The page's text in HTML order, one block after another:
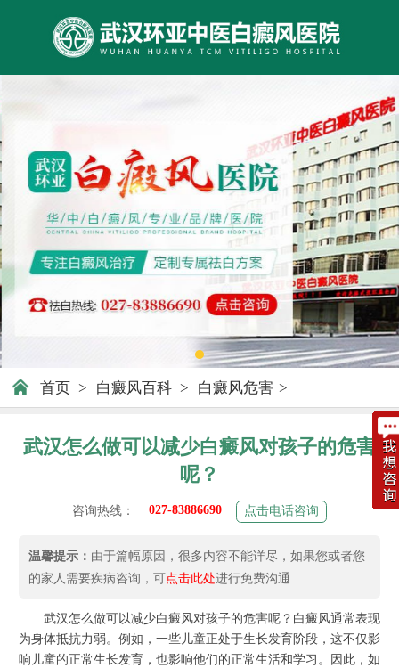
首页 > 白癜风百科 > 白癜风危害 >
武汉怎么做可以减少白癜风对孩子的危害
呢？
咨询热线： 027-83886690 点击电话咨询
温馨提示： 由于篇幅原因，很多内容不能详尽，如果您或者您
的家人需要疾病咨询，可点击此处进行免费沟通
武汉怎么做可以减少白癜风对孩子的危害呢？白癜风通常表现
为身体抵抗力弱。例如，一些儿童正处于生长发育阶段，这不仅影
响儿童的正常生长发育，也影响他们的正常生活和学习。因此，如